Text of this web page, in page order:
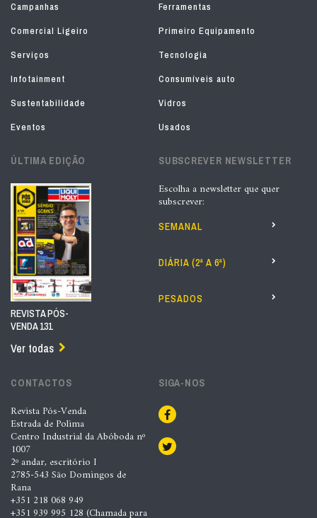
Campanhas
Ferramentas
Comercial Ligeiro
Primeiro Equipamento
Serviços
Tecnologia
Infotainment
Consumíveis auto
Sustentabilidade
Vidros
Eventos
Usados
ÚLTIMA EDIÇÃO
REVISTA PÓS-
VENDA 131
Ver todas
SUBSCREVER NEWSLETTER
Escolha a newsletter que quer
subscrever:
SEMANAL
DIÁRIA (2ª A 6ª)
PESADOS
CONTACTOS
Revista Pós-Venda
Estrada de Polima
Centro Industrial da Abóboda nº
1007
2º andar, escritório I
2785-543 São Domingos de
Rana
+351 218 068 949
+351 939 995 128 (Chamada para
SIGA-NOS